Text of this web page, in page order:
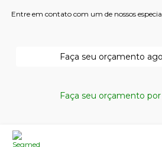
Entre em contato com um de nossos
Faça seu orçamento
Faça seu orçamento